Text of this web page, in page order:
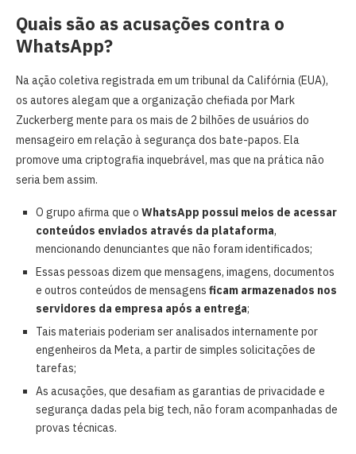
Quais são as acusações contra o
WhatsApp?
Na ação coletiva registrada em um tribunal da Califórnia (EUA),
os autores alegam que a organização chefiada por Mark
Zuckerberg mente para os mais de 2 bilhões de usuários do
mensageiro em relação à segurança dos bate-papos. Ela
promove uma criptografia inquebrável, mas que na prática não
seria bem assim.
O grupo afirma que o WhatsApp possui meios de acessar
conteúdos enviados através da plataforma,
mencionando denunciantes que não foram identificados;
Essas pessoas dizem que mensagens, imagens, documentos
e outros conteúdos de mensagens ficam armazenados nos
servidores da empresa após a entrega;
Tais materiais poderiam ser analisados internamente por
engenheiros da Meta, a partir de simples solicitações de
tarefas;
As acusações, que desafiam as garantias de privacidade e
segurança dadas pela big tech, não foram acompanhadas de
provas técnicas.